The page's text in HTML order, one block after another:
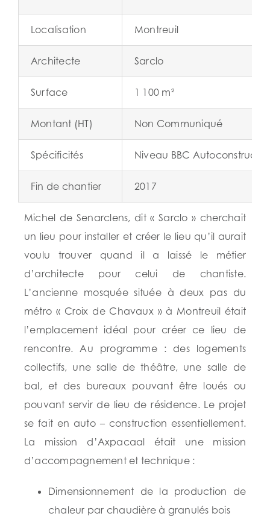
Localisation Montreuil
Architecte Sarclo
Surface 1 100 m²
Montant (HT) Non Communiqué
Spécificités Niveau BBC
Fin de chantier 2017
Michel de Senarclens, dit « Sarclo » cherchait
un lieu pour installer et créer le lieu qu’il aurait
voulu trouver quand il a laissé le métier
d’architecte pour celui de chantiste.
L’ancienne mosquée située à deux pas du
métro « Croix de Chavaux » à Montreuil était
l’emplacement idéal pour créer ce lieu de
rencontre. Au programme : des logements
collectifs, une salle de théâtre, une salle de
bal, et des bureaux pouvant être loués ou
pouvant servir de lieu de résidence. Le projet
se fait en auto – construction essentiellement.
La mission d’Axpacaal était une mission
d’accompagnement et technique :
Dimensionnement de la production de
chaleur par chaudière à granulés bois